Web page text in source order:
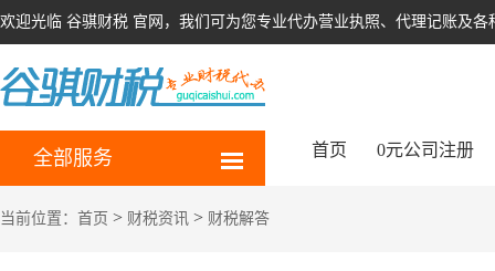
欢迎光临 谷骐财税 官网，我们可为您专业代办营业执照、代理记账及各
全部服务 首页 0元公司注册
当前位置： 首页 > 财税资讯 > 财税解答